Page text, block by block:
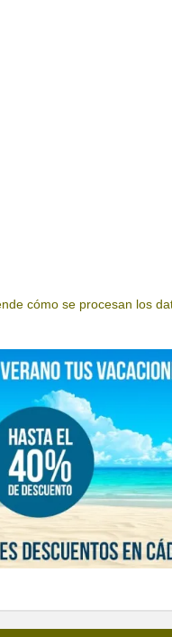
cómo se procesan los